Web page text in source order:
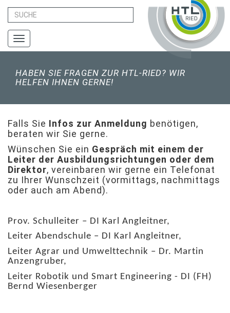
Toggle
navigation
HABEN SIE FRAGEN ZUR HTL-RIED? WIR
HELFEN IHNEN GERNE!
Falls Sie Infos zur Anmeldung benötigen,
beraten wir Sie gerne.
Wünschen Sie ein Gespräch mit einem der
Leiter der Ausbildungsrichtungen oder dem
Direktor, vereinbaren wir gerne ein Telefonat
zu Ihrer Wunschzeit (vormittags, nachmittags
oder auch am Abend).
Prov. Schulleiter – DI Karl Angleitner,
Leiter Abendschule – DI Karl Angleitner,
Leiter Agrar und Umwelttechnik – Dr. Martin
Anzengruber,
Leiter Robotik und Smart Engineering - DI (FH)
Bernd Wiesenberger